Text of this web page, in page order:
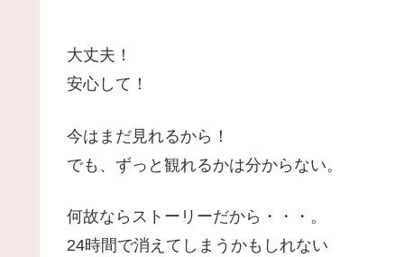
大丈夫！
安心して！
今はまだ見れるから！
でも、ずっと観れるかは分からない。
何故ならストーリーだから・・・。
24時間で消えてしまうかもしれない